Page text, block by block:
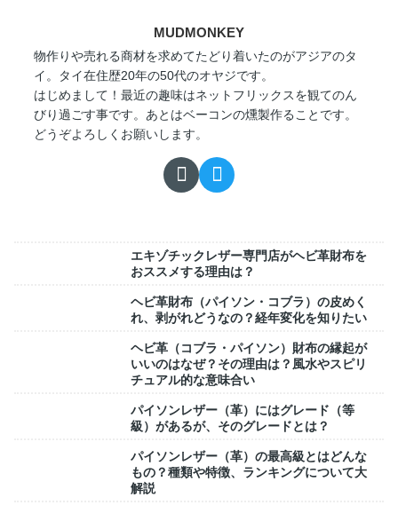
MUDMONKEY
物作りや売れる商材を求めてたどり着いたのがアジアのタ
イ。タイ在住歴20年の50代のオヤジです。
はじめまして！最近の趣味はネットフリックスを観てのん
びり過ごす事です。あとはベーコンの燻製作ることです。
どうぞよろしくお願いします。
エキゾチックレザー専門店がヘビ革財布を
おススメする理由は？
ヘビ革財布（パイソン・コブラ）の皮めく
れ、剥がれどうなの？経年変化を知りたい
ヘビ革（コブラ・パイソン）財布の縁起が
いいのはなぜ？その理由は？風水やスピリ
チュアル的な意味合い
パイソンレザー（革）にはグレード（等
級）があるが、そのグレードとは？
パイソンレザー（革）の最高級とはどんな
もの？種類や特徴、ランキングについて大
解説